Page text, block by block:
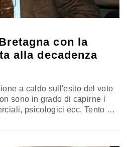
con la
alla decadenza
a caldo sull'esito del voto
sono in grado di capirne i
psicologici ecc. Tento di